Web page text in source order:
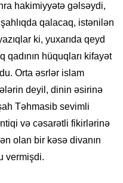
hakimiyyətə gəlsəydi,
qalacaq, istənilən
ki, yuxarıda qeyd
qadının hüquqları kifayət
Orta əsrlər islam
deyil, dinin əsirinə
Təhmasib sevimli
və cəsarətli fikirlərinə
olan bir kəsə divanın
vermişdi.